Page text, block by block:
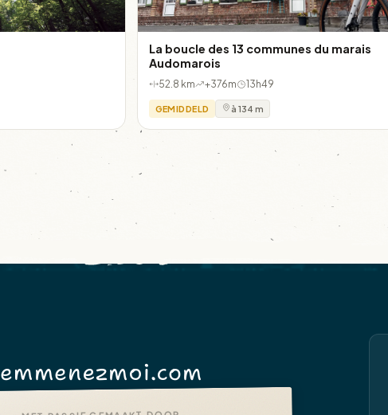
La boucle des 13 communes du marais
Audomarois
52.8 km +376m 13h49
GEMIDDELD à 134 m
emmenezmoi.com